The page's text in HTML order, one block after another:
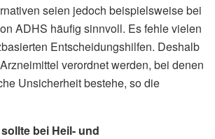
seien jedoch beispielsweise bei
ADHS häufig sinnvoll. Es fehle vielen
Entscheidungshilfen. Deshalb
verordnet werden, bei denen
Unsicherheit bestehe, so die
bei Heil- und